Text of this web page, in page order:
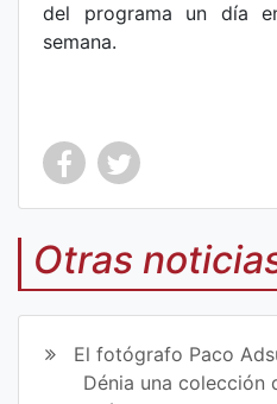
del programa un día
semana.
Co
mp
art
en
Co
mp
art
ir
en
Otras
El fotógrafo Paco
Dénia una colección